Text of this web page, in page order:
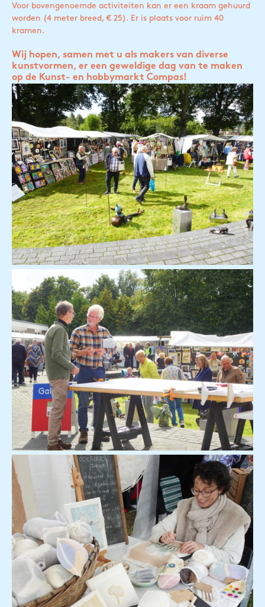
Voor bovengenoemde activiteiten kan er een kraam gehuurd
worden (4 meter breed, € 25). Er is plaats voor ruim 40
kramen.
Wij hopen, samen met u als makers van diverse
kunstvormen, er een geweldige dag van te maken
op de Kunst- en hobbymarkt Compas!